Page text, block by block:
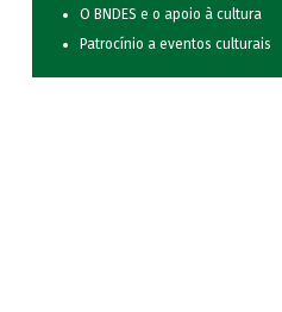
O BNDES e o apoio à cultura
Patrocínio a eventos culturais